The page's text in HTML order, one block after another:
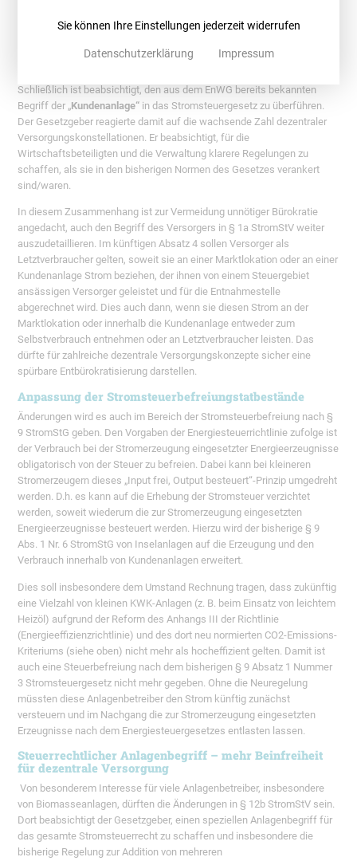
Energieertrag aus dem KWK-Prozess mit fossilen Brennstoffen neu
Schließlich ist beabsichtigt, den aus dem EnWG bereits bekannten
Begriff der „Kundenanlage“ in das Stromsteuergesetz zu überführen.
Der Gesetzgeber reagierte damit auf die wachsende Zahl dezentraler
Versorgungskonstellationen. Er beabsichtigt, für die
Wirtschaftsbeteiligten und die Verwaltung klarere Regelungen zu
schaffen, als sie in den bisherigen Normen des Gesetzes verankert
sind/waren.
In diesem Zusammenhang ist zur Vermeidung unnötiger Bürokratie
angedacht, auch den Begriff des Versorgers in § 1a StromStV weiter
auszudetaillieren. Im künftigen Absatz 4 sollen Versorger als
Letztverbraucher gelten, soweit sie an einer Marktlokation oder an einer
Kundenanlage Strom beziehen, der ihnen von einem Steuergebiet
ansässigen Versorger geleistet und für die Entnahmestelle
abgerechnet wird. Dies auch dann, wenn sie diesen Strom an der
Marktlokation oder innerhalb die Kundenanlage entweder zum
Selbstverbrauch entnehmen oder an Letztverbraucher leisten. Das
dürfte für zahlreiche dezentrale Versorgungskonzepte sicher eine
spürbare Entbürokratisierung darstellen.
Anpassung der Stromsteuerbefreiungstatbestände
Änderungen wird es auch im Bereich der Stromsteuerbefreiung nach §
9 StromStG geben. Den Vorgaben der Energiesteuerrichtlinie zufolge ist
der Verbrauch bei der Stromerzeugung eingesetzter Energieerzeugnisse
obligatorisch von der Steuer zu befreien. Dabei kann bei kleineren
Stromerzeugern dieses „Input frei, Output besteuert“-Prinzip umgedreht
werden. D.h. es kann auf die Erhebung der Stromsteuer verzichtet
werden, soweit wiederum die zur Stromerzeugung eingesetzten
Energieerzeugnisse besteuert werden. Hierzu wird der bisherige § 9
Abs. 1 Nr. 6 StromStG von Inselanlagen auf die Erzeugung und den
Verbrauch innerhalb von Kundenanlagen erweitert.
Dies soll insbesondere dem Umstand Rechnung tragen, dass zukünftig
eine Vielzahl von kleinen KWK-Anlagen (z. B. beim Einsatz von leichtem
Heizöl) aufgrund der Reform des Anhangs III der Richtlinie
(Energieeffizienzrichtlinie) und des dort neu normierten CO2-Emissions-
Kriteriums (siehe oben) nicht mehr als hocheffizient gelten. Damit ist
auch eine Steuerbefreiung nach dem bisherigen § 9 Absatz 1 Nummer
3 Stromsteuergesetz nicht mehr gegeben. Ohne die Neuregelung
müssten diese Anlagenbetreiber den Strom künftig zunächst
versteuern und im Nachgang die zur Stromerzeugung eingesetzten
Erzeugnisse nach dem Energiesteuergesetzes entlasten lassen.
Steuerrechtlicher Anlagenbegriff – mehr Beinfreiheit
für dezentrale Versorgung
Von besonderem Interesse für viele Anlagenbetreiber, insbesondere
von Biomasseanlagen, dürften die Änderungen in § 12b StromStV sein.
Dort beabsichtigt der Gesetzgeber, einen speziellen Anlagenbegriff für
das gesamte Stromsteuerrecht zu schaffen und insbesondere die
bisherige Regelung zur Addition von mehreren
Sie können Ihre Einstellungen jederzeit widerrufen
Datenschutzerklärung Impressum